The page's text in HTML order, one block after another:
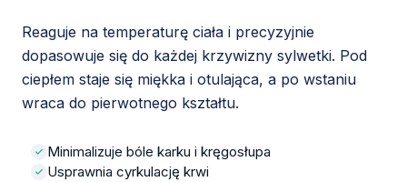
Reaguje na temperaturę ciała i precyzyjnie
dopasowuje się do każdej krzywizny sylwetki. Pod
ciepłem staje się miękka i otulająca, a po wstaniu
wraca do pierwotnego kształtu.
Minimalizuje bóle karku i kręgosłupa
Usprawnia cyrkulację krwi